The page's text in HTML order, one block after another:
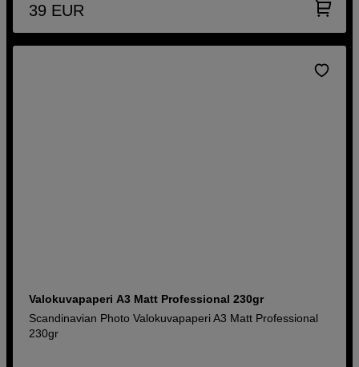
39 EUR
Valokuvapaperi A3 Matt Professional 230gr
Scandinavian Photo Valokuvapaperi A3 Matt Professional
230gr